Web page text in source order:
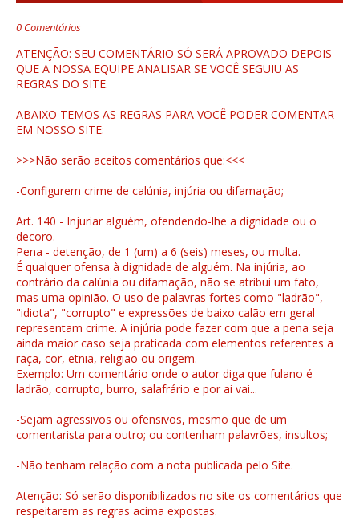
0 Comentários
ATENÇÃO: SEU COMENTÁRIO SÓ SERÁ APROVADO DEPOIS
QUE A NOSSA EQUIPE ANALISAR SE VOCÊ SEGUIU AS
REGRAS DO SITE.
ABAIXO TEMOS AS REGRAS PARA VOCÊ PODER COMENTAR
EM NOSSO SITE:
>>>Não serão aceitos comentários que:<<<
-Configurem crime de calúnia, injúria ou difamação;
Art. 140 - Injuriar alguém, ofendendo-lhe a dignidade ou o
decoro.
Pena - detenção, de 1 (um) a 6 (seis) meses, ou multa.
É qualquer ofensa à dignidade de alguém. Na injúria, ao
contrário da calúnia ou difamação, não se atribui um fato,
mas uma opinião. O uso de palavras fortes como "ladrão",
"idiota", "corrupto" e expressões de baixo calão em geral
representam crime. A injúria pode fazer com que a pena seja
ainda maior caso seja praticada com elementos referentes a
raça, cor, etnia, religião ou origem.
Exemplo: Um comentário onde o autor diga que fulano é
ladrão, corrupto, burro, salafrário e por ai vai...
-Sejam agressivos ou ofensivos, mesmo que de um
comentarista para outro; ou contenham palavrões, insultos;
-Não tenham relação com a nota publicada pelo Site.
Atenção: Só serão disponibilizados no site os comentários que
respeitarem as regras acima expostas.